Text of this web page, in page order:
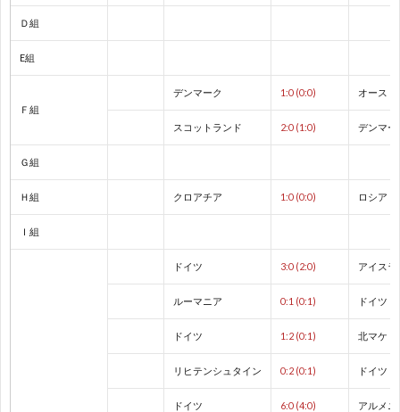
Ｄ組
E組
Ｆ組
デンマーク 1:0 (0:0) オースト
スコットランド 2:0 (1:0) デンマー
Ｇ組
Ｈ組 クロアチア 1:0 (0:0) ロシア
Ｉ組
ドイツ 3:0 (2:0) アイスラ
ルーマニア 0:1 (0:1) ドイツ
ドイツ 1:2 (0:1) 北マケド
リヒテンシュタイン 0:2 (0:1) ドイツ
ドイツ 6:0 (4:0) アルメニ